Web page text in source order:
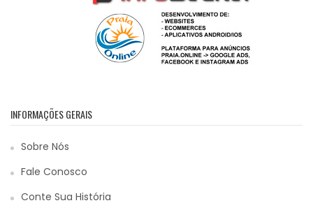
INFORMAÇÕES GERAIS
Sobre Nós
Fale Conosco
Conte Sua História